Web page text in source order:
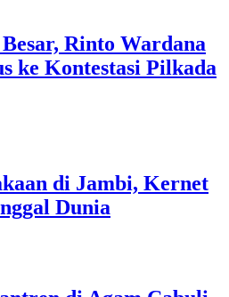
Rinto Wardana
ke Kontestasi Pilkada
di Jambi, Kernet
Dunia